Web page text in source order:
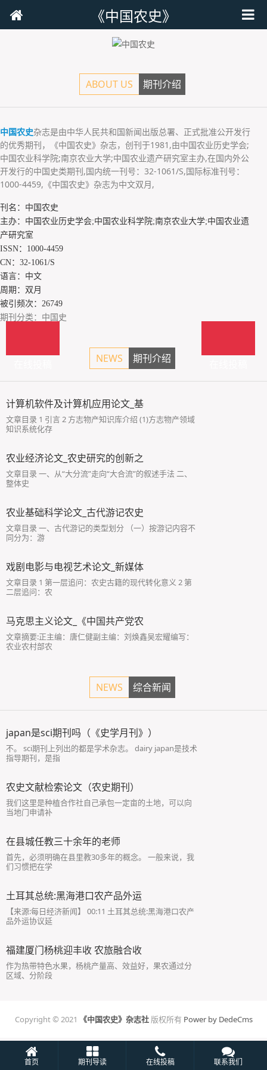
《中国农史》
ABOUT US 期刊介绍
中国农史杂志是由中华人民共和国新闻出版总署、正式批准公开发行
的优秀期刊，《中国农史》杂志，创刊于1981,由中国农业历史学会;
中国农业科学院;南京农业大学;中国农业遗产研究室主办,在国内外公
开发行的中国史类期刊,国内统一刊号：32-1061/S,国际标准刊号：
1000-4459,《中国农史》杂志为中文双月,
刊名：中国农史
主办：中国农业历史学会;中国农业科学院;南京农业大学;中国农业遗
产研究室
ISSN：1000-4459
CN：32-1061/S
语言：中文
周期：双月
被引频次：26749
期刊分类：中国史
NEWS 期刊介绍
计算机软件及计算机应用论文_基
文章目录 1 引言 2 方志物产知识库介绍 (1)方志物产领域
知识系统化存
农业经济论文_农史研究的创新之
文章目录 一、从“大分流”走向“大合流”的叙述手法 二、
整体史
农业基础科学论文_古代游记农史
文章目录 一、古代游记的类型划分 （一）按游记内容不
同分为：游
戏剧电影与电视艺术论文_新媒体
文章目录 1 第一层追问：农史古籍的现代转化意义 2 第
二层追问：农
马克思主义论文_《中国共产党农
文章摘要:正主编：唐仁健副主编：刘焕鑫吴宏耀编写：
农业农村部农
NEWS 综合新闻
japan是sci期刊吗（《史学月刊》）
不。 sci期刊上列出的都是学术杂志。 dairy japan是技术
指导期刊，是指
农史文献检索论文（农史期刊）
我们这里是种植合作社自己承包一定亩的土地，可以向
当地门申请补
在县城任教三十余年的老师
首先，必须明确在县里教30多年的概念。 一般来说，我
们习惯把在学
土耳其总统:黑海港口农产品外运
【来源:每日经济新闻】 00:11 土耳其总统:黑海港口农产
品外运协议延
福建厦门杨桃迎丰收 农旅融合收
作为热带特色水果，杨桃产量高、效益好，果农通过分
区域、分阶段
Copyright © 2021 《中国农史》杂志社版权所有 Power by DedeCms
首页 期刊导读 在线投稿 联系我们